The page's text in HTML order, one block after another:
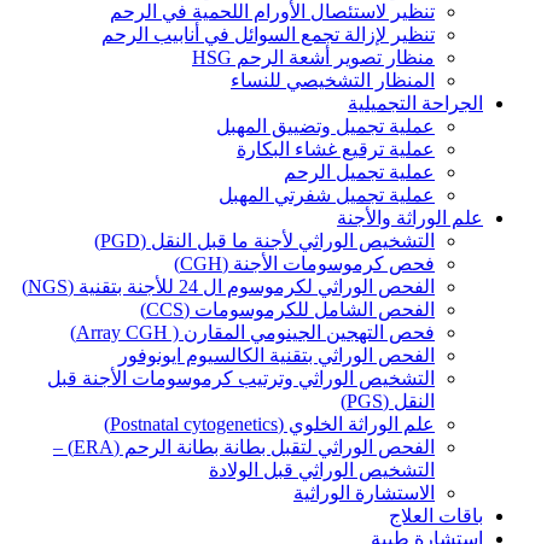
تنظير لاستئصال الأورام اللحمية في الرحم
تنظير لإزالة تجمع السوائل في أنابيب الرحم
منظار تصوير أشعة الرحم HSG
المنظار التشخيصي للنساء
الجراحة التجميلية
عملية تجميل وتضييق المهبل
عملية ترقيع غشاء البكارة
عملية تجميل الرحم
عملية تجميل شفرتي المهبل
علم الوراثة والأجنة
التشخيص الوراثي لأجنة ما قبل النقل (PGD)
فحص كرموسومات الأجنة (CGH)
الفحص الوراثي لكرموسوم ال 24 للأجنة بتقنية (NGS)
الفحص الشامل للكرموسومات (CCS)
فحص التهجين الجينومي المقارن ( Array CGH)
الفحص الوراثي بتقنية الكالسيوم ايونوفور
التشخيص الوراثي وترتيب كرموسومات الأجنة قبل
النقل (PGS)
علم الوراثة الخلوي (Postnatal cytogenetics)
الفحص الوراثي لتقبل بطانة بطانة الرحم (ERA) –
التشخيص الوراثي قبل الولادة
الاستشارة الوراثية
باقات العلاج
استشارة طبية